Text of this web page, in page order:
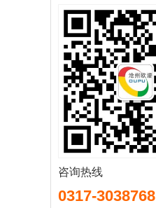
咨询热线
0317-3038768